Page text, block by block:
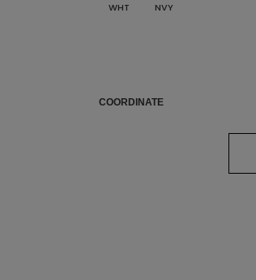
WHT NVY
COORDINATE